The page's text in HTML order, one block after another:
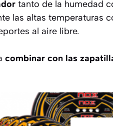
tanto de la humedad
las altas temperaturas
al aire libre.
combinar con las